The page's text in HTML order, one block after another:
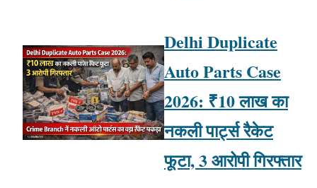
Delhi Duplicate
Auto Parts Case
2026: ₹10 लाख का
नकली पार्ट्स रैकेट
फूटा, 3 आरोपी गिरफ्तार